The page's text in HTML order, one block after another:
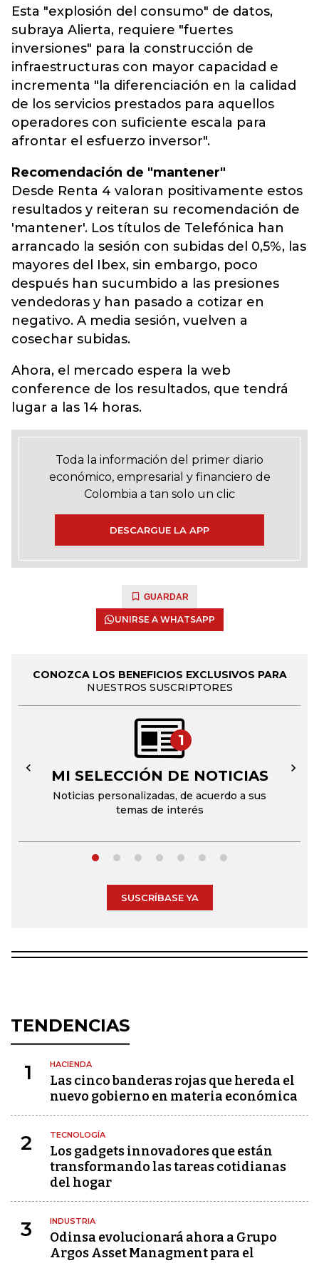
Esta "explosión del consumo" de datos,
subraya Alierta, requiere "fuertes
inversiones" para la construcción de
infraestructuras con mayor capacidad e
incrementa "la diferenciación en la calidad
de los servicios prestados para aquellos
operadores con suficiente escala para
afrontar el esfuerzo inversor".
Recomendación de "mantener"
Desde Renta 4 valoran positivamente estos
resultados y reiteran su recomendación de
'mantener'. Los títulos de Telefónica han
arrancado la sesión con subidas del 0,5%, las
mayores del Ibex, sin embargo, poco
después han sucumbido a las presiones
vendedoras y han pasado a cotizar en
negativo. A media sesión, vuelven a
cosechar subidas.
Ahora, el mercado espera la web
conference de los resultados, que tendrá
lugar a las 14 horas.
Toda la información del primer diario
económico, empresarial y financiero de
Colombia a tan solo un clic
DESCARGUE LA APP
GUARDAR
UNIRSE A WHATSAPP
CONOZCA LOS BENEFICIOS EXCLUSIVOS PARA
NUESTROS SUSCRIPTORES
1
MI SELECCIÓN DE NOTICIAS
Noticias personalizadas, de acuerdo a sus
temas de interés
← →
SUSCRÍBASE YA
TENDENCIAS
1 HACIENDA
Las cinco banderas rojas que hereda el
nuevo gobierno en materia económica
2 TECNOLOGÍA
Los gadgets innovadores que están
transformando las tareas cotidianas
del hogar
3 INDUSTRIA
Odinsa evolucionará ahora a Grupo
Argos Asset Managment para el